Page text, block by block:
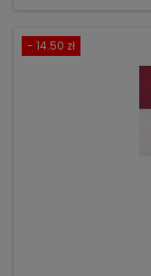
- 14.50 zł